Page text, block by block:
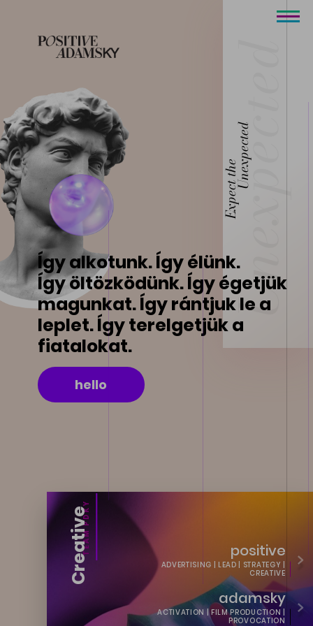
Expect theUnexpected
Így alkotunk. Így élünk.
Így öltözködünk. Így égetjük
magunkat. Így rántjuk le a
leplet. Így terelgetjük a
fiatalokat.
hello
TEAM PDKY
Creative positive
ADVERTISING | LEAD | STRATEGY |
CREATIVE
adamsky
ACTIVATION | FILM PRODUCTION |
PROVOCATION